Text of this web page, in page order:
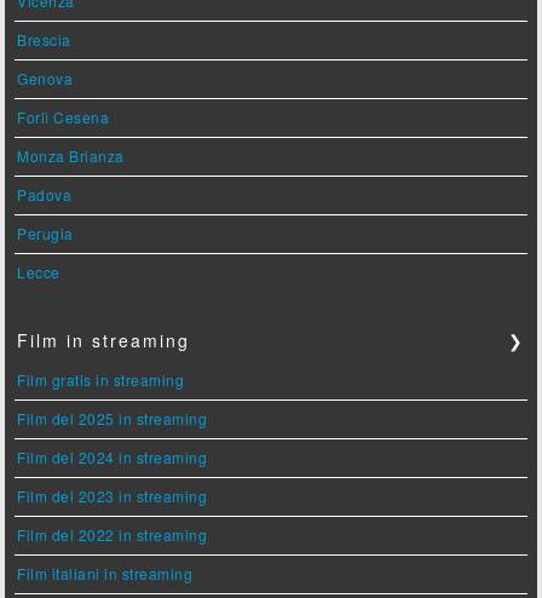
Brescia
Genova
Forlì Cesena
Monza Brianza
Padova
Perugia
Lecce
Film in streaming ❯
Film gratis in streaming
Film del 2025 in streaming
Film del 2024 in streaming
Film del 2023 in streaming
Film del 2022 in streaming
Film italiani in streaming